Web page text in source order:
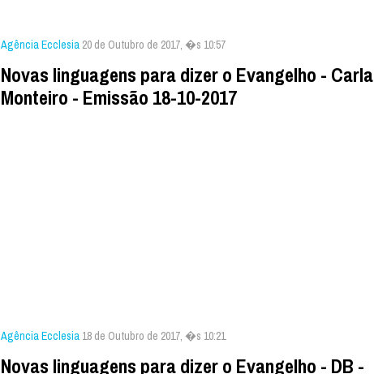
Agência Ecclesia 20 de Outubro de 2017, �s 10:57
Novas linguagens para dizer o Evangelho - Carla
Monteiro - Emissão 18-10-2017
Agência Ecclesia 18 de Outubro de 2017, �s 10:21
Novas linguagens para dizer o Evangelho - DB -